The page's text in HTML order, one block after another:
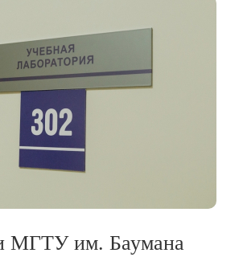
им. Баумана